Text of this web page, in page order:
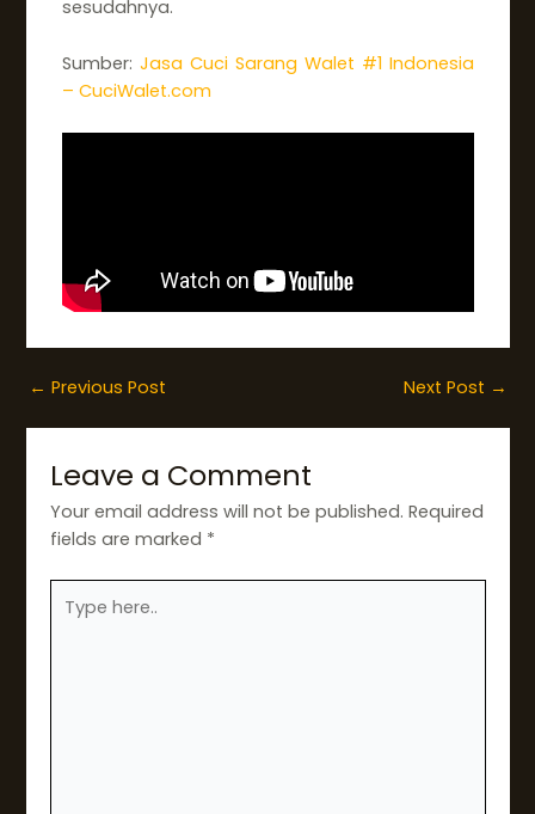
sesudahnya.
Sumber: Jasa Cuci Sarang Walet #1 Indonesia
– CuciWalet.com
← Previous Post Next Post →
Leave a Comment
Your email address will not be published. Required
fields are marked *
here..